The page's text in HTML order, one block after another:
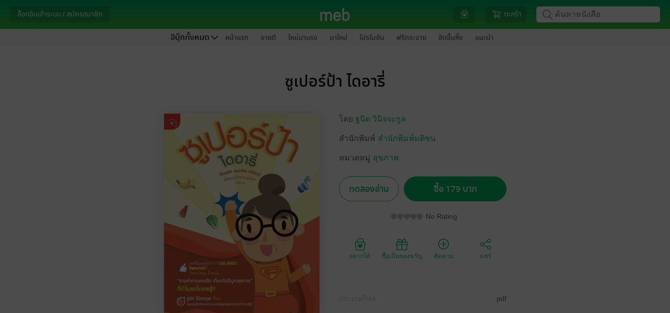
ล็อกอินเข้าระบบ / สมัครสมาชิก ตะกร้า
อีบุ๊กทั้งหมด หน้าแรก ขายดี ใหม่มาแรง มาใหม่ โปรโมชัน ฟรีกระจาย ฮิตขึ้นหิ้ง แนะนำ
ซูเปอร์ป้า ไดอารี่
โดย ฐนิต วินิจจะกูล
สำนักพิมพ์ สำนักพิมพ์มติชน
หมวดหมู่ สุขภาพ
ทดลองอ่าน ซื้อ 179 บาท
No Rating
อยากได้ ซื้อเป็นของขวัญ ติดตาม แชร์
pdf